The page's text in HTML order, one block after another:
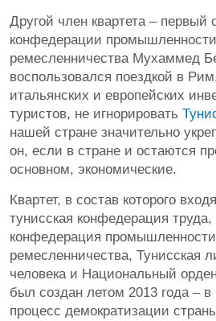
Другой член квартета – первый
конфедерации
ремесленничества Мухаммед
воспользовался поездкой в
итальянских и европейских
туристов, не игнорировать
нашей стране значительно
он, если в стране и остаются
основном, экономические.
Квартет, в состав которого
тунисская конфедерация труда,
конфедерация
ремесленничества, Тунисская
человека и Национальный
был создан летом 2013 года – в
процесс демократизации